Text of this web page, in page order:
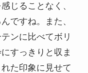
じることなく、
ですね。また、
ンに比べてボリ
すっきりと収ま
た印象に見せて